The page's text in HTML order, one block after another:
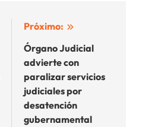
Próximo:
Órgano Judicial
advierte con
paralizar servicios
judiciales por
desatención
gubernamental